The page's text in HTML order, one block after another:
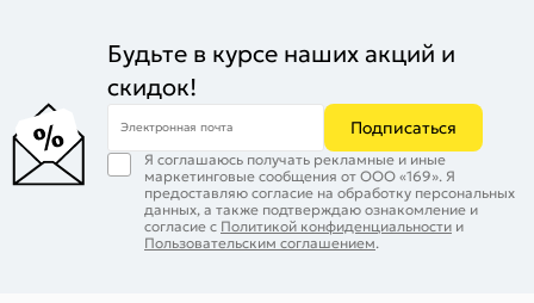
Будьте в курсе наших акций и
скидок!
Электронная почта Подписаться
Я соглашаюсь получать рекламные и иные
маркетинговые сообщения от ООО «169». Я
предоставляю согласие на обработку персональных
данных, а также подтверждаю ознакомление и
согласие с Политикой конфиденциальности и
Пользовательским соглашением.